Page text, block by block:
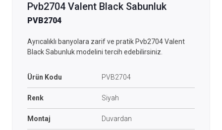
Pvb2704 Valent Black Sabunluk
PVB2704
Ayrıcalıklı banyolara zarif ve pratik Pvb2704 Valent
Black Sabunluk modelini tercih edebilirsiniz.
Ürün Kodu PVB2704
Renk Siyah
Montaj Duvardan